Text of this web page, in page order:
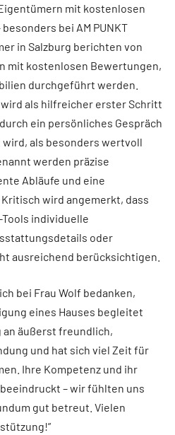
mit kostenlosen
bei AM PUNKT
in Salzburg berichten von
mit kostenlosen Bewertungen,
durchgeführt werden.
als hilfreicher erster Schritt
ein persönliches Gespräch
als besonders wertvoll
werden präzise
Abläufe und eine
wird angemerkt, dass
individuelle
oder
ausreichend berücksichtigen.
bei Frau Wolf bedanken,
eines Hauses begleitet
an äußerst freundlich,
und hat sich viel Zeit für
Ihre Kompetenz und ihr
– wir fühlten uns
gut betreut. Vielen